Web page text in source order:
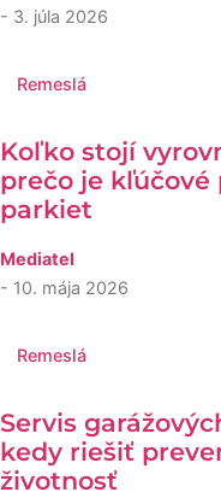
- 3. júla 2026
Remeslá
Koľko stojí
prečo je
parkiet
Mediatel
- 10. mája 2026
Remeslá
Servis
kedy riešiť
životnosť